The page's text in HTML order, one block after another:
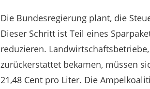
Die Bundesregierung plant, die
Dieser Schritt ist Teil eines
reduzieren.
zurückerstattet bekamen, müssen
21,48 Cent pro Liter. Die